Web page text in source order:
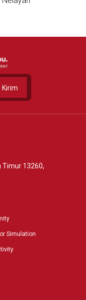
Kirim
Timur 13260,
Simulation